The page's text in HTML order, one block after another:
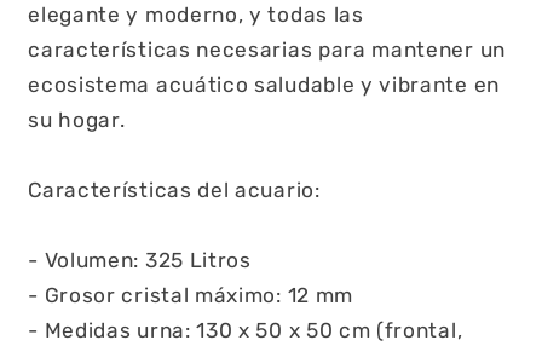
elegante y moderno, y todas las
características necesarias para mantener un
ecosistema acuático saludable y vibrante en
su hogar.
Características del acuario:
- Volumen: 325 Litros
- Grosor cristal máximo: 12 mm
- Medidas urna: 130 x 50 x 50 cm (frontal,